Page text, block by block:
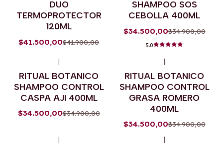
DUO
TERMOPROTECTOR
120ML
$41.500,00$41.900,00
SHAMPOO SOS
CEBOLLA 400ML
$34.500,00$34.900,00
5.0
|
RITUAL BOTANICO
SHAMPOO CONTROL
CASPA AJI 400ML
$34.500,00$34.900,00
Agotado
|
RITUAL BOTANICO
SHAMPOO CONTROL
GRASA ROMERO
400ML
$34.500,00$34.900,00